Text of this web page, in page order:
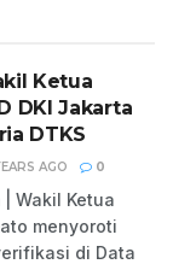
Ketua
DKI Jakarta
DTKS
AGO 0
Wakil Ketua
menyoroti
di Data